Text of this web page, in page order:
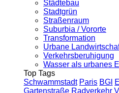
Städtebau
Stadtgrün
Straßenraum
Suburbia / Vororte
Transformation
Urbane
Verkehrsberuhigung
Wasser als urbanes
Top Tags
Schwammstadt Paris BGI
Gartenstraße Radverkehr